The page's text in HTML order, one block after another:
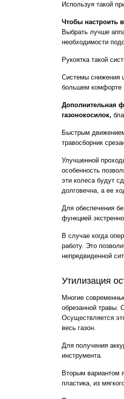
Используя такой
Чтобы настроить
Выбрать лучше
необходимости
Рукоятка такой
Системы снижения
большем комфорте
Дополнительная
газонокосилок,
Быстрым
травосборник
Улучшенной
особенность
эти колеса будут
долговечна, а ее
Для обеспечения
функцией
В случае когда
работу. Это
непредвиденной
Утилизация
Многие
обрезанной травы.
Осуществляется
весь газон.
Для получения
инструмента.
Вторым вариантом
пластика, из